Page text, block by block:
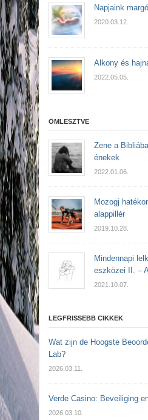
Napjaink
2020.03.12.
Alkony és
2022.05.05.
ÖMLESZTVE
Zene a
énekek
2022.01.06.
Mozogj
alappillér
2019.10.28.
Mindennapi
eszközei II. –
2021.10.07.
LEGFRISSEBB CIKKEK
Wat zijn de Hoogste
Lab?
2026.03.11.
Verde Casino: Beveiliging
2026.03.10.